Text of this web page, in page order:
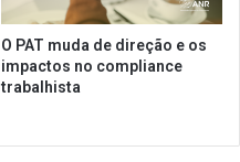
O PAT muda de direção e os
impactos no compliance
trabalhista